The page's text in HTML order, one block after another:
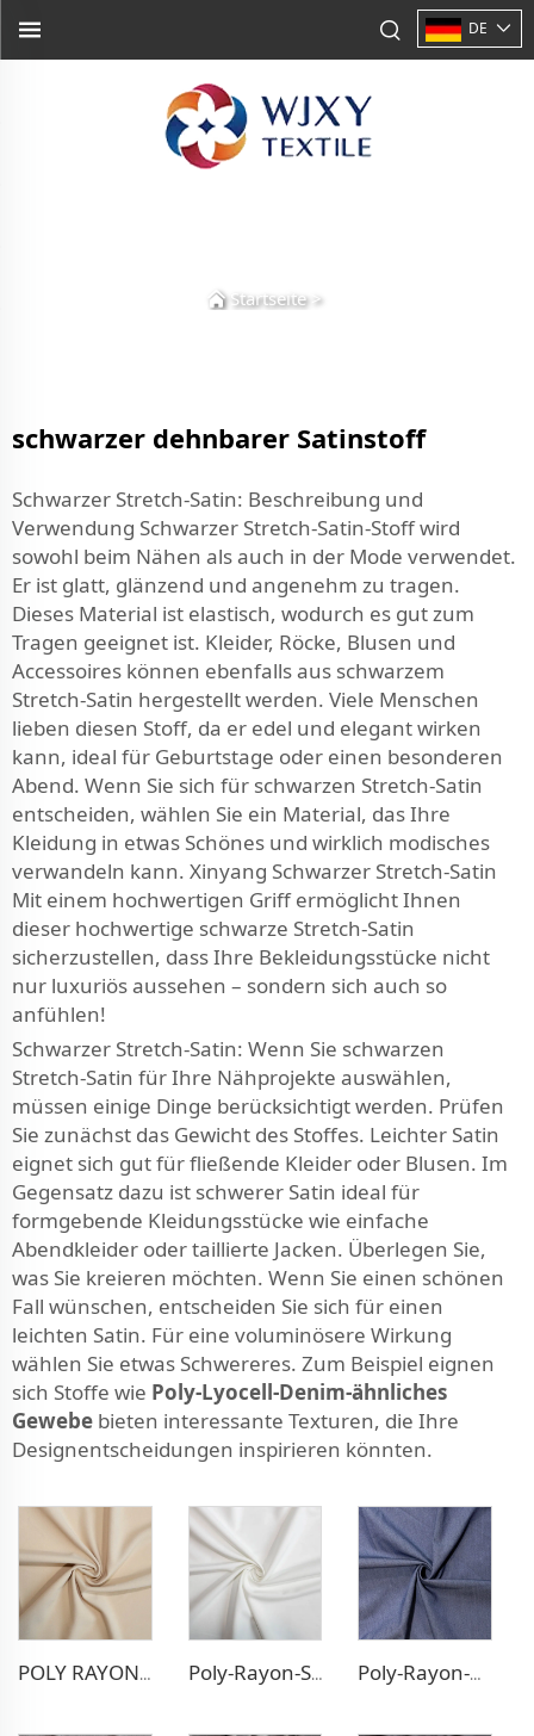
DE
Startseite>
schwarzer dehnbarer Satinstoff
Schwarzer Stretch-Satin: Beschreibung und
Verwendung Schwarzer Stretch-Satin-Stoff wird
sowohl beim Nähen als auch in der Mode verwendet.
Er ist glatt, glänzend und angenehm zu tragen.
Dieses Material ist elastisch, wodurch es gut zum
Tragen geeignet ist. Kleider, Röcke, Blusen und
Accessoires können ebenfalls aus schwarzem
Stretch-Satin hergestellt werden. Viele Menschen
lieben diesen Stoff, da er edel und elegant wirken
kann, ideal für Geburtstage oder einen besonderen
Abend. Wenn Sie sich für schwarzen Stretch-Satin
entscheiden, wählen Sie ein Material, das Ihre
Kleidung in etwas Schönes und wirklich modisches
verwandeln kann. Xinyang Schwarzer Stretch-Satin
Mit einem hochwertigen Griff ermöglicht Ihnen
dieser hochwertige schwarze Stretch-Satin
sicherzustellen, dass Ihre Bekleidungsstücke nicht
nur luxuriös aussehen – sondern sich auch so
anfühlen!
Schwarzer Stretch-Satin: Wenn Sie schwarzen
Stretch-Satin für Ihre Nähprojekte auswählen,
müssen einige Dinge berücksichtigt werden. Prüfen
Sie zunächst das Gewicht des Stoffes. Leichter Satin
eignet sich gut für fließende Kleider oder Blusen. Im
Gegensatz dazu ist schwerer Satin ideal für
formgebende Kleidungsstücke wie einfache
Abendkleider oder taillierte Jacken. Überlegen Sie,
was Sie kreieren möchten. Wenn Sie einen schönen
Fall wünschen, entscheiden Sie sich für einen
leichten Satin. Für eine voluminösere Wirkung
wählen Sie etwas Schwereres. Zum Beispiel eignen
sich Stoffe wie Poly-Lyocell-Denim-ähnliches
Gewebe bieten interessante Texturen, die Ihre
Designentscheidungen inspirieren könnten.
POLY RAYON BLAZER-STOFF Poly-Rayon-Stretch-Kleidstoff Poly-Rayon-Denim-ähnlicher Stoff